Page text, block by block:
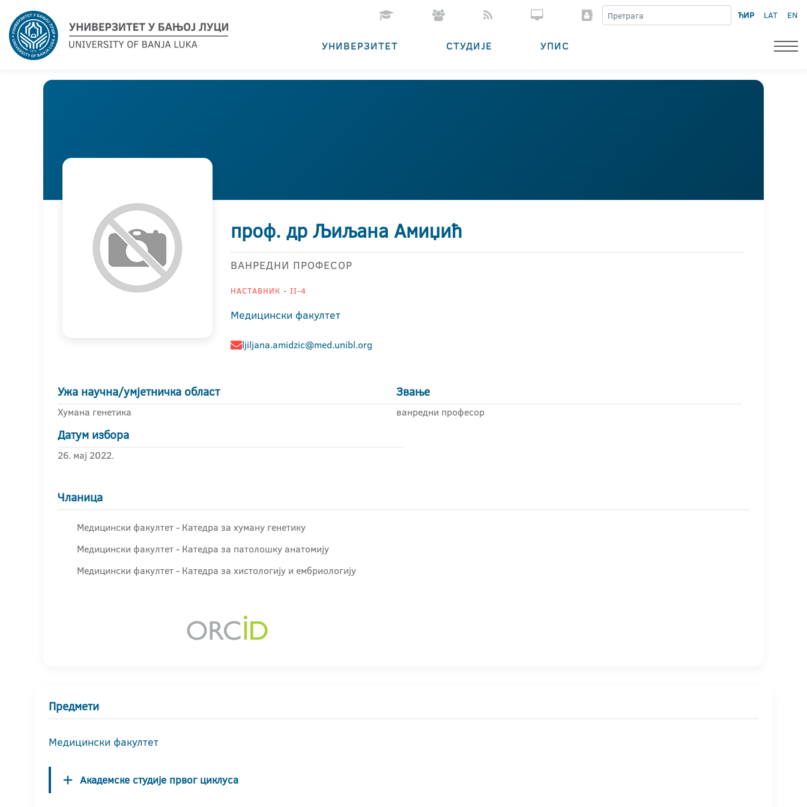
ЋИР LAT EN
УНИВЕРЗИТЕТ СТУДИЈЕ УПИС
проф. др Љиљана Амиџић
ВАНРЕДНИ ПРОФЕСОР
НАСТАВНИК - II-4
Медицински факултет
ljiljana.amidzic@med.unibl.org
Ужа научна/умјетничка област
Хумана генетика
Звање
ванредни професор
Датум избора
26. мај 2022.
Чланица
Медицински факултет - Катедра за хуману генетику
Медицински факултет - Катедра за патолошку анатомију
Медицински факултет - Катедра за хистологију и ембриологију
Предмети
Медицински факултет
Академске студије првог циклуса